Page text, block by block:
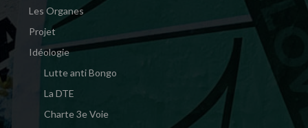
Les Organes
Projet
Idéologie
Lutte anti Bongo
La DTE
Charte 3e Voie